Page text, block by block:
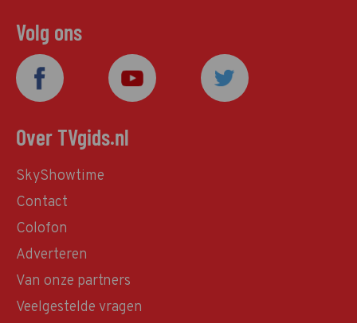
Volg ons
Over TVgids.nl
SkyShowtime
Contact
Colofon
Adverteren
Van onze partners
Veelgestelde vragen